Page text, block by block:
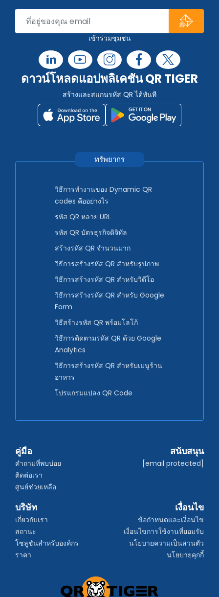
เข้าร่วมชุมชน
ดาวน์โหลดแอปพลิเคชัน QR TIGER
สร้างและสแกนรหัส QR ได้ทันที
ทรัพยากร
วิธีการทำงานของ Dynamic QR
codes คืออย่างไร
รหัส QR หลาย URL
รหัส QR บัตรธุรกิจดิจิทัล
สร้างรหัส QR จำนวนมาก
วิธีการสร้างรหัส QR สำหรับรูปภาพ
วิธีการสร้างรหัส QR สำหรับวิดีโอ
วิธีการสร้างรหัส QR สำหรับ Google
Form
วิธีสร้างรหัส QR พร้อมโลโก้
วิธีการติดตามรหัส QR ด้วย Google
Analytics
วิธีการสร้างรหัส QR สำหรับเมนูร้าน
อาหาร
โปรแกรมแปลง QR Code
คู่มือ
คำถามที่พบบ่อย
ติดต่อเรา
ศูนย์ช่วยเหลือ
สนับสนุน
[email protected]
บริษัท
เกี่ยวกับเรา
สถานะ
โซลูชันสำหรับองค์กร
ราคา
เงื่อนไข
ข้อกำหนดและเงื่อนไข
เงื่อนไขการใช้งานที่ยอมรับ
นโยบายความเป็นส่วนตัว
นโยบายคุกกี้